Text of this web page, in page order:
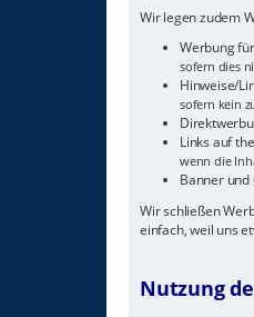
Wir legen zudem
Werbung
sofern dies
Hinweise/
sofern kein
Links auf
wenn die
Banner
Wir schließen
einfach, weil uns
Nutzung